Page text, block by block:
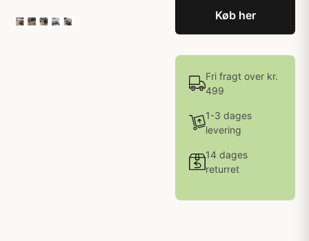
Køb her
Fri fragt over kr.
499
1-3 dages
levering
14 dages
returret